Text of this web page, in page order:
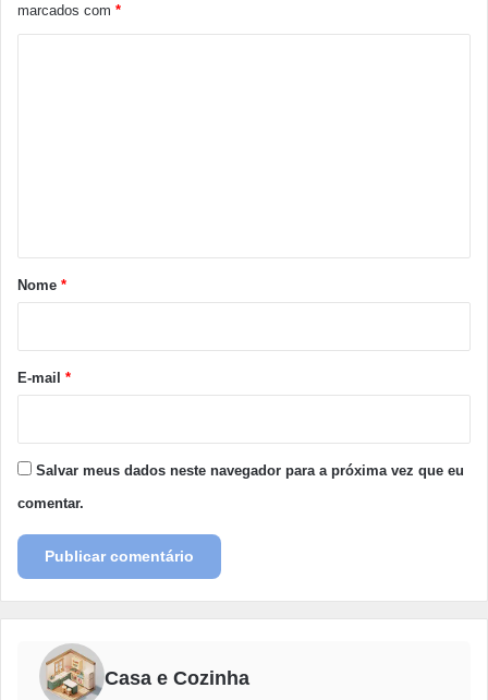
marcados com *
r
*
Nome *
E-mail *
Salvar meus dados neste navegador para a próxima vez que eu
comentar.
Casa e Cozinha